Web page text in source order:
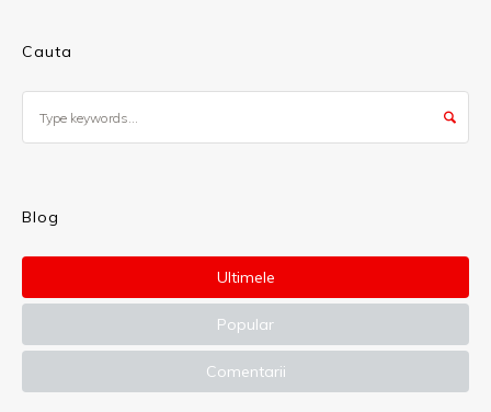
Cauta
Blog
Ultimele
Popular
Comentarii